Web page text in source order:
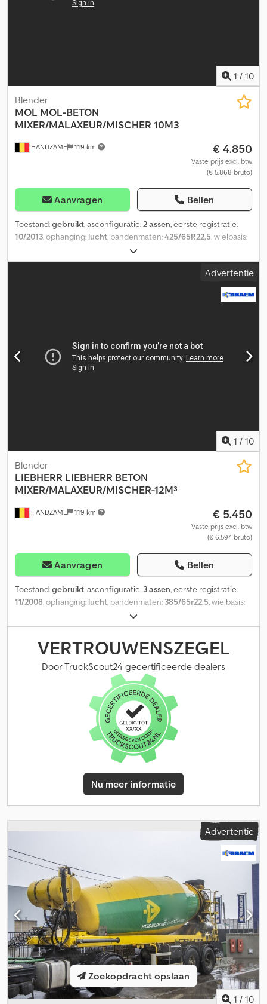
1 / 10
HANDZAME 119 km
Blender
MOL MOL-BETON
MIXER/MALAXEUR/MISCHER 10M3
€ 4.850
Vaste prijs excl. btw
(€ 5.868 bruto)
Aanvragen Bellen
Toestand:gebruikt, asconfiguratie:2 assen, eerste registratie:
10/2013, ophanging: lucht, bandenmaten:425/65R22,5, wielbasis:
, Geschikt materiaal: Beton Bandenmaat:
425/65R22,5 Ophanging: Luchtvering Dcedpfx Aouc D Umjpmek
Advertentie
1 / 10
HANDZAME 119 km
Blender
LIEBHERR LIEBHERR BETON
MIXER/MALAXEUR/MISCHER-12M³
€ 5.450
Vaste prijs excl. btw
(€ 6.594 bruto)
Aanvragen Bellen
Toestand:gebruikt, asconfiguratie: 3 assen, eerste registratie:
11/2008, ophanging: lucht, bandenmaten: 385/65r22.5, wielbasis:
, Geschikt materiaal: Beton Bandenmaat:
385/65r22.5 Ophanging: Luchtvering Aandrijving: Wiel
Leeggewicht: 9.440 kg Laadvermogen: 28.060 kg Toegestane
totaalgewicht: 37.500 kg Dcodpfx Aouc Ekispmek Opbouwmerk:
LIEBHERR
VERTROUWENSZEGEL
Door TruckScout24 gecertificeerde dealers
Nu meer informatie
Advertentie
1 / 10
Zoekopdracht opslaan